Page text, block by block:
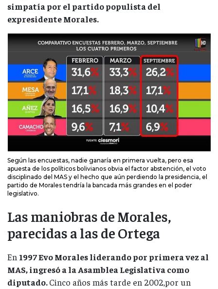
simpatía por el partido populista del
expresidente Morales.
Según las encuestas, nadie ganaría en primera vuelta, pero esa
apuesta de los políticos bolivianos obvia el factor abstención, el voto
disciplinado del MAS y el hecho que aún perdiendo la presidencia, el
partido de Morales tendría la bancada más grandes en el poder
legislativo.
Las maniobras de Morales,
parecidas a las de Ortega
En 1997 Evo Morales liderando por primera vez al
MAS, ingresó a la Asamblea Legislativa como
diputado.Cinco años más tarde en 2002,por un